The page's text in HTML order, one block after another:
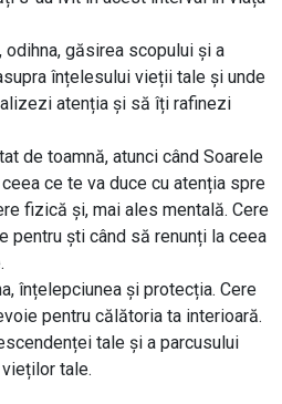
odihna, găsirea scopului și a
înțelesului vieții tale și unde
atenția și să îți rafinezi
de toamnă, atunci când Soarele
ce te va duce cu atenția spre
fizică și, mai ales mentală. Cere
pentru ști când să renunți la ceea
înțelepciunea și protecția. Cere
pentru călătoria ta interioară.
tale și a parcusului
tale.